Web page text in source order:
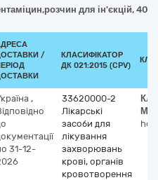
для ін'єкцій, 40
/
КЛАСИФІКАТОР
ДК 021:2015 (CPV)
,
31-12-
33620000-2
Лікарські
засоби для
лікування
захворювань
крові, органів
кровотворення